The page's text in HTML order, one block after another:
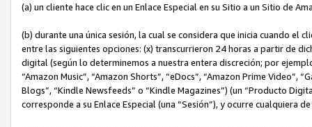
(a) un cliente hace clic en un Enlace Especial en su Sitio a un Sitio de
(b) durante una única sesión, la cual se considera que inicia cuando el
entre las siguientes opciones: (x) transcurrieron 24 horas a partir de
digital (según lo determinemos a nuestra entera discreción; por
“Amazon Music”, “Amazon Shorts”, “eDocs”, “Amazon Prime Video”,
Blogs”, “Kindle Newsfeeds” o “Kindle Magazines”) (un “Producto
corresponde a su Enlace Especial (una “Sesión”), y ocurre cualquiera